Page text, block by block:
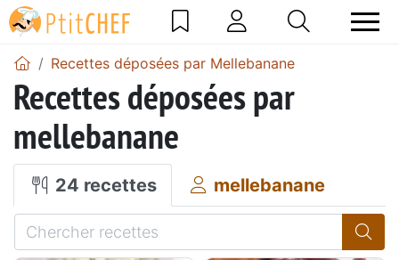
Recettes déposées par Mellebanane
Recettes déposées par
mellebanane
24 recettes mellebanane